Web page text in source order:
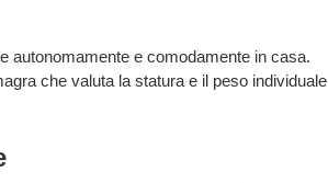
autonomamente e comodamente in casa.
che valuta la statura e il peso individuale